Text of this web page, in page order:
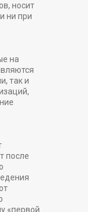
носит
ни при
на
так и
после
«первой